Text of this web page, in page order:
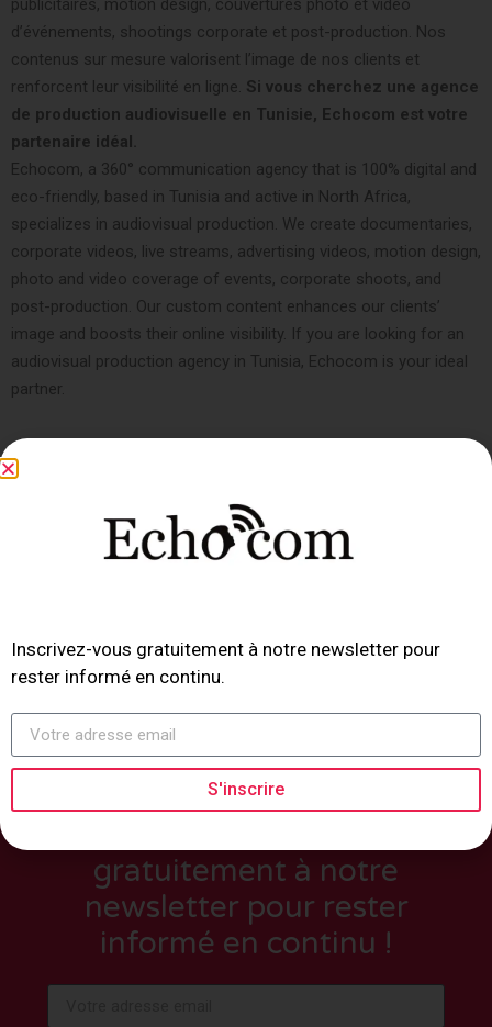
publicitaires, motion design, couvertures photo et vidéo
d’événements, shootings corporate et post-production. Nos
contenus sur mesure valorisent l’image de nos clients et
renforcent leur visibilité en ligne. Si vous cherchez une agence
de production audiovisuelle en Tunisie, Echocom est votre
partenaire idéal.
Echocom, a 360° communication agency that is 100% digital and
eco-friendly, based in Tunisia and active in North Africa,
specializes in audiovisual production. We create documentaries,
corporate videos, live streams, advertising videos, motion design,
photo and video coverage of events, corporate shoots, and
post-production. Our custom content enhances our clients’
image and boosts their online visibility. If you are looking for an
audiovisual production agency in Tunisia, Echocom is your ideal
partner.
gratuitement à notre
newsletter pour rester
informé en continu !
Inscrivez-vous gratuitement à notre newsletter pour
rester informé en continu.
S'inscrire